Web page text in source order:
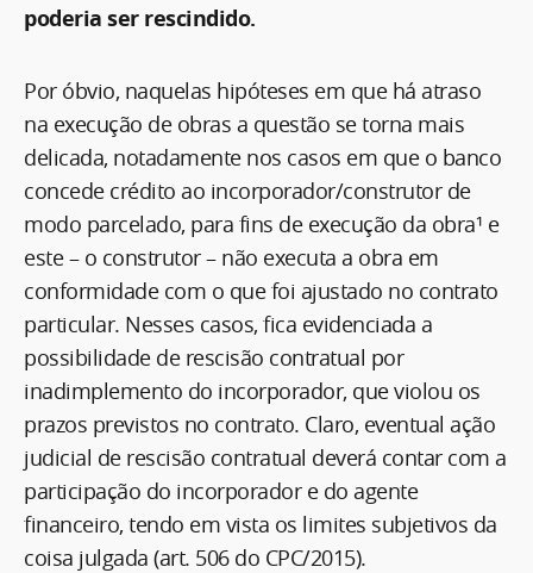
poderia ser rescindido.
Por óbvio, naquelas hipóteses em que há atraso
na execução de obras a questão se torna mais
delicada, notadamente nos casos em que o banco
concede crédito ao incorporador/construtor de
modo parcelado, para fins de execução da obra¹ e
este – o construtor – não executa a obra em
conformidade com o que foi ajustado no contrato
particular. Nesses casos, fica evidenciada a
possibilidade de rescisão contratual por
inadimplemento do incorporador, que violou os
prazos previstos no contrato. Claro, eventual ação
judicial de rescisão contratual deverá contar com a
participação do incorporador e do agente
financeiro, tendo em vista os limites subjetivos da
coisa julgada (art. 506 do CPC/2015).